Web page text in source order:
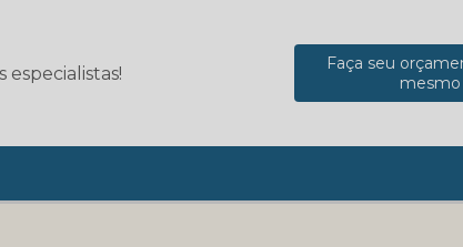
Faça seu
mesmo